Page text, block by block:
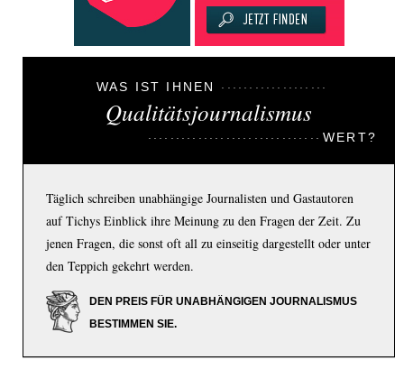
WAS IST IHNEN
Qualitätsjournalismus
WERT?
Täglich schreiben unabhängige Journalisten und Gastautoren
auf Tichys Einblick ihre Meinung zu den Fragen der Zeit. Zu
jenen Fragen, die sonst oft all zu einseitig dargestellt oder unter
den Teppich gekehrt werden.
DEN PREIS FÜR UNABHÄNGIGEN JOURNALISMUS
BESTIMMEN SIE.